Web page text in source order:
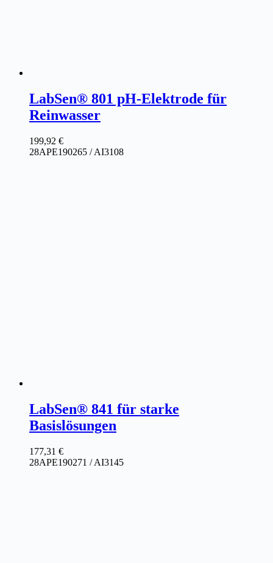
LabSen® 801 pH-Elektrode für
Reinwasser
199,92 €
28APE190265 / AI3108
LabSen® 841 für starke
Basislösungen
177,31 €
28APE190271 / AI3145